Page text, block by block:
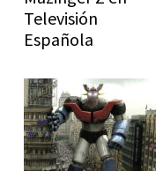
Televisión
Española